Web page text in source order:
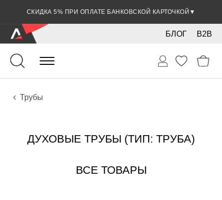
СКИДКА 5% ПРИ ОПЛАТЕ БАНКОВСКОЙ КАРТОЧКОЙ ▼
B2B
БЛОГ
Духовые
Медные
Инструменты
Трубы
ДУХОВЫЕ ТРУБЫ (ТИП: ТРУБА)
ВСЕ ТОВАРЫ